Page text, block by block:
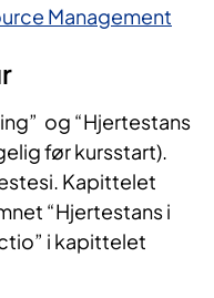
Management
og “Hjertestans
før kursstart).
Kapittelet
“Hjertestans i
i kapittelet